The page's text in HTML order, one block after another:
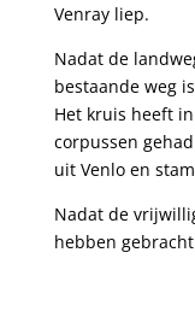
Venray liep.
Nadat de
bestaande weg
Het kruis heeft
corpussen
uit Venlo en
Nadat de
hebben